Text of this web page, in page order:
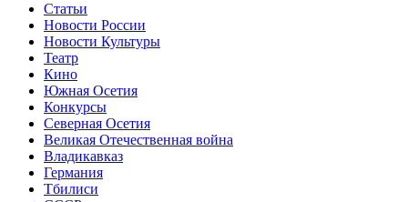
Статьи
Новости России
Новости Культуры
Театр
Кино
Южная Осетия
Конкурсы
Северная Осетия
Великая Отечественная война
Владикавказ
Германия
Тбилиси